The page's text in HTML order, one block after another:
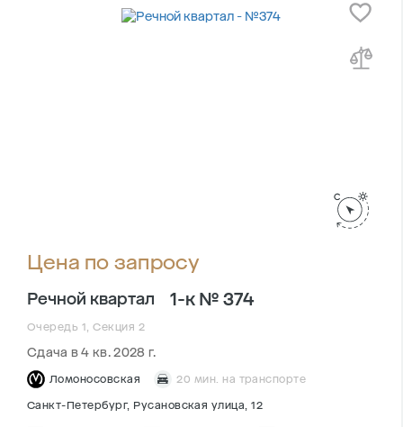
Цена по запросу
Речной квартал 1-к № 374
Очередь 1, Секция 2
Сдача в 4 кв. 2028 г.
Ломоносовская 20 мин. на транспорте
Санкт-Петербург, Русановская улица, 12